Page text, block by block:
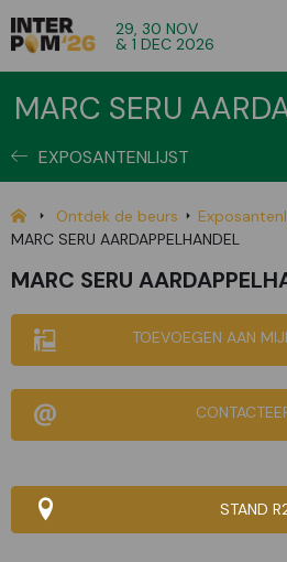
29, 30 NOV
& 1 DEC 2026
MARC SERU
EXPOSANTENLIJST
Ontdek de beurs
MARC SERU AARDAPPELHANDEL
MARC SERU
TOEVOEGEN AAN
STAND